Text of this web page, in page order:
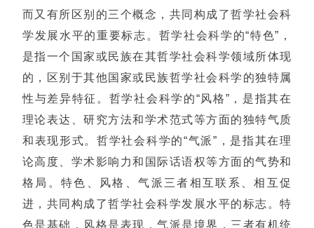
而又有所区别的三个概念，共同构成了哲学社会科
学发展水平的重要标志。哲学社会科学的“特色”，
是指一个国家或民族在其哲学社会科学领域所体现
的，区别于其他国家或民族哲学社会科学的独特属
性与差异特征。哲学社会科学的“风格”，是指其在
理论表达、研究方法和学术范式等方面的独特气质
和表现形式。哲学社会科学的“气派”，是指其在理
论高度、学术影响力和国际话语权等方面的气势和
格局。特色、风格、气派三者相互联系、相互促
进，共同构成了哲学社会科学发展水平的标志。特
色是基础，风格是表现，气派是境界，三者有机统